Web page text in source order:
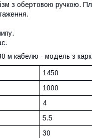
з обертовою ручкою.
м кабелю - модель з
1450
1000
4
5.5
30